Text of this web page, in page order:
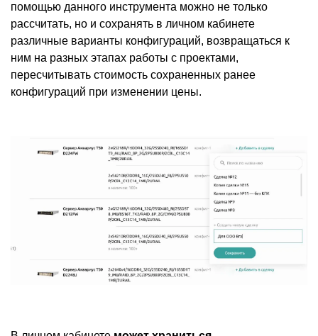
помощью данного инструмента можно не только
рассчитать, но и сохранять в личном кабинете
различные варианты конфигураций, возвращаться к
ним на разных этапах работы с проектами,
пересчитывать стоимость сохраненных ранее
конфигураций при изменении цены.